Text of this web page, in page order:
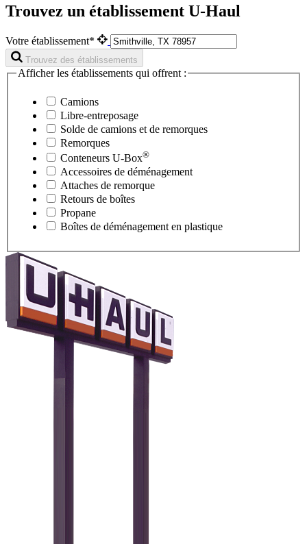
Trouvez un établissement U-Haul
Votre établissement*
Trouvez des établissements
Afficher les établissements qui offrent :
Camions
Libre-entreposage
Solde de camions et de remorques
Remorques
Conteneurs U-Box®
Accessoires de déménagement
Attaches de remorque
Retours de boîtes
Propane
Boîtes de déménagement en plastique